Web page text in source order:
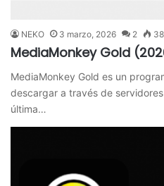
NEKO 3 marzo, 2026 2 38
MediaMonkey Gold
MediaMonkey Gold es un
descargar a través de
última…